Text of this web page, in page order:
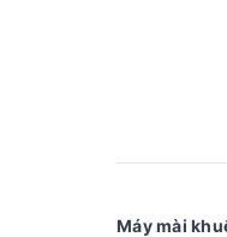
Máy mài